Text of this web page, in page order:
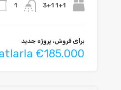
1+1 3+1
1
برای فروش، پروژه جدید
€185.000